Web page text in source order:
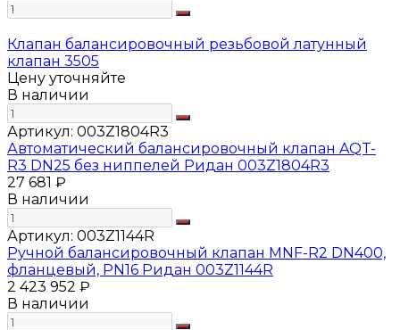
Клапан балансировочный резьбовой латунный
клапан 3505
Цену уточняйте
В наличии
Артикул: 003Z1804R3
Автоматический балансировочный клапан AQT-
R3 DN25 без ниппелей Ридан 003Z1804R3
27 681 ₽
В наличии
Артикул: 003Z1144R
Ручной балансировочный клапан MNF-R2 DN400,
фланцевый, PN16 Ридан 003Z1144R
2 423 952 ₽
В наличии